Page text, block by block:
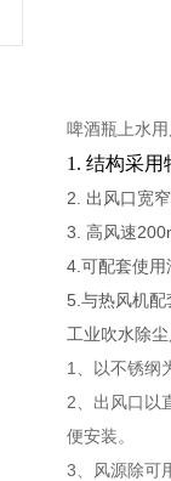
啤酒瓶上水
1. 结构采
2. 出风口宽
3. 高风速
4.可配套使用
5.与热风机配
工业吹水除
1、以不锈纲
2、出风口以
便安装。
3、风源除可